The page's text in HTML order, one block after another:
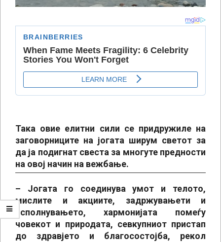
Така овие елитни сили се придружиле на
заговорниците на јогата ширум светот за
да ја подигнат свеста за многуте предности
на овој начин на вежбање.
– Јогата го соединува умот и телото,
мислите и акциите, задржувањети и
исполнувањето, хармонијата помеѓу
човекот и природата, севкупниот пристап
до здравјето и благосостојба, рекол